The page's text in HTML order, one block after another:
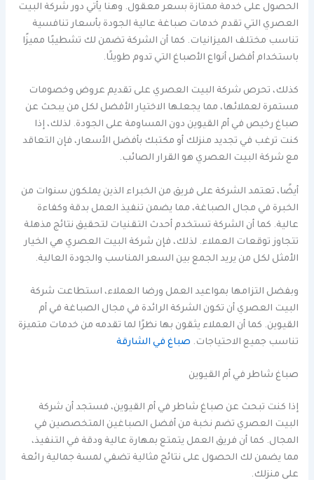
الحصول على خدمة ممتازة بسعر معقول. وهنا يأتي دور شركة البيت
العصري التي تقدم خدمات صباغة عالية الجودة بأسعار تنافسية
تناسب مختلف الميزانيات. كما أن الشركة تضمن لك تشطيبًا مميزًا
باستخدام أفضل أنواع الأصباغ التي تدوم طويلًا.
كذلك، تحرص شركة البيت العصري على تقديم عروض وخصومات
مستمرة لعملائها، مما يجعلها الاختيار الأفضل لكل من يبحث عن
صباغ رخيص في أم القيوين دون المساومة على الجودة. لذلك، إذا
كنت ترغب في تجديد منزلك أو مكتبك بأفضل الأسعار، فإن التعاقد
مع شركة البيت العصري هو القرار الصائب.
أيضًا، تعتمد الشركة على فريق من الخبراء الذين يملكون سنوات من
الخبرة في مجال الصباغة، مما يضمن تنفيذ العمل بدقة وكفاءة
عالية. كما أن الشركة تستخدم أحدث التقنيات لتحقيق نتائج مذهلة
تتجاوز توقعات العملاء. لذلك، فإن شركة البيت العصري هي الخيار
الأمثل لكل من يريد الجمع بين السعر المناسب والجودة العالية.
وبفضل التزامها بمواعيد العمل ورضا العملاء، استطاعت شركة
البيت العصري أن تكون الشركة الرائدة في مجال الصباغة في أم
القيوين. كما أن العملاء يثقون بها نظرًا لما تقدمه من خدمات متميزة
تناسب جميع الاحتياجات. صباغ في الشارقة
صباغ شاطر في أم القيوين
إذا كنت تبحث عن صباغ شاطر في أم القيوين، فستجد أن شركة
البيت العصري تضم نخبة من أفضل الصباغين المتخصصين في
المجال. كما أن فريق العمل يتمتع بمهارة عالية ودقة في التنفيذ،
مما يضمن لك الحصول على نتائج مثالية تضفي لمسة جمالية رائعة
على منزلك.